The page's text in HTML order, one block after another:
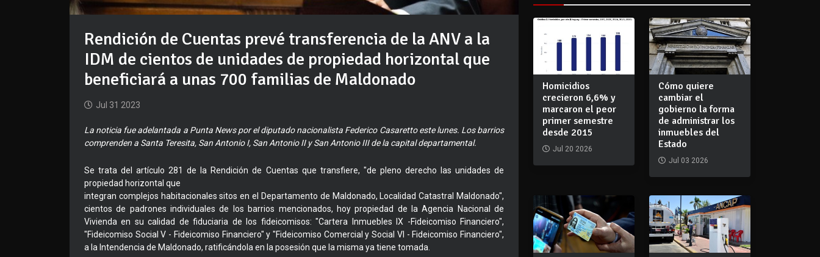
Rendición de Cuentas prevé transferencia de la ANV a la
IDM de cientos de unidades de propiedad horizontal que
beneficiará a unas 700 familias de Maldonado
Jul 31 2023
La noticia fue adelantada a Punta News por el diputado nacionalista Federico Casaretto este lunes. Los barrios
comprenden a Santa Teresita, San Antonio I, San Antonio II y San Antonio III de la capital departamental.
Se trata del artículo 281 de la Rendición de Cuentas que transfiere, "de pleno derecho las unidades de
propiedad horizontal que
integran complejos habitacionales sitos en el Departamento de Maldonado, Localidad Catastral Maldonado",
cientos de padrones individuales de los barrios mencionados, hoy propiedad de la Agencia Nacional de
Vivienda en su calidad de fiduciaria de los fideicomisos: "Cartera Inmuebles IX -Fideicomiso Financiero",
"Fideicomiso Social V - Fideicomiso Financiero" y "Fideicomiso Comercial y Social VI - Fideicomiso Financiero",
a la Intendencia de Maldonado, ratificándola en la posesión que la misma ya tiene tomada.
Homicidios
crecieron 6,6% y
marcaron el peor
primer semestre
desde 2015
Jul 20 2026
Cómo quiere
cambiar el
gobierno la forma
de administrar los
inmuebles del
Estado
Jul 03 2026